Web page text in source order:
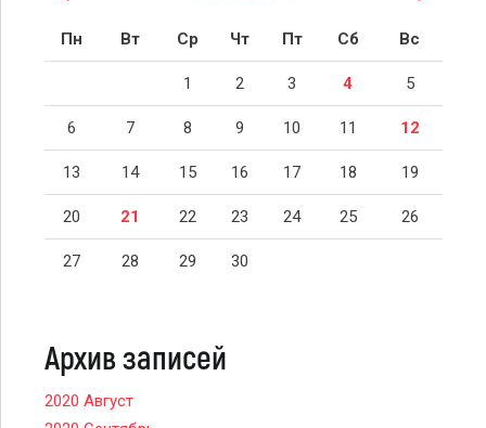
Пн Вт Ср Чт Пт Сб Вс
1 2 3 4 5
6 7 8 9 10 11 12
13 14 15 16 17 18 19
20 21 22 23 24 25 26
27 28 29 30
Архив записей
2020 Август